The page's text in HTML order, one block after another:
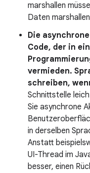
marshallen
Daten
Die
Code, der in
vermieden.
schreiben,
Schnittstelle
Sie asynchrone
in derselben
Anstatt
UI-Thread im
besser, einen